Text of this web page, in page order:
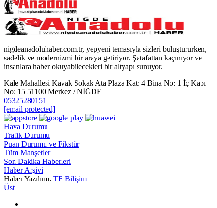
nigdeanadoluhaber.com.tr, yepyeni temasıyla sizleri buluştururken,
sadelik ve modernizmi bir araya getiriyor. Şatafattan kaçınıyor ve
insanlara haber okuyabilecekleri bir altyapı sunuyor.
Kale Mahallesi Kavak Sokak Ata Plaza Kat: 4 Bina No: 1 İç Kapı
No: 15 51100 Merkez / NİĞDE
05325280151
[email protected]
Hava Durumu
Trafik Durumu
Puan Durumu ve Fikstür
Tüm Manşetler
Son Dakika Haberleri
Haber Arşivi
Haber Yazılımı: TE Bilişim
Üst